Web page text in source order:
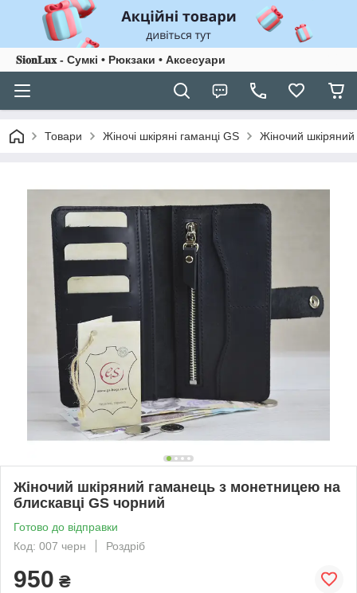
𝐒𝐢𝐨𝐧𝐋𝐮𝐱 - Сумкі • Рюкзаки • Аксесуари
Товари Жіночі шкіряні гаманці GS Жіночий
Жіночий шкіряний гаманець з монетницею на
блискавці GS чорний
Готово до відправки
Код: 007 черн
Роздріб
950 ₴